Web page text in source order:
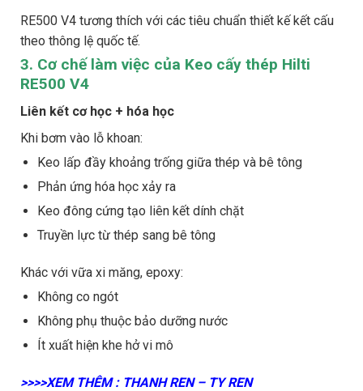
RE500 V4 tương thích với các tiêu chuẩn thiết kế kết cấu
theo thông lệ quốc tế.
3. Cơ chế làm việc của Keo cấy thép Hilti
RE500 V4
Liên kết cơ học + hóa học
Khi bơm vào lỗ khoan:
Keo lấp đầy khoảng trống giữa thép và bê tông
Phản ứng hóa học xảy ra
Keo đông cứng tạo liên kết dính chặt
Truyền lực từ thép sang bê tông
Khác với vữa xi măng, epoxy:
Không co ngót
Không phụ thuộc bảo dưỡng nước
Ít xuất hiện khe hở vi mô
>>>>XEM THÊM : THANH REN – TY REN